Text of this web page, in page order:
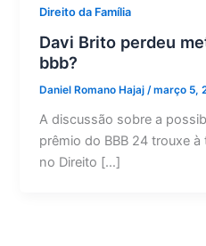
Direito da Família
Davi Brito perdeu
bbb?
Daniel Romano Hajaj/março 5,
A discussão sobre a
prêmio do BBB 24 trouxe
no Direito […]